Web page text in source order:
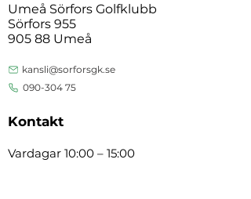
Umeå Sörfors Golfklubb
Sörfors 955
905 88 Umeå
kansli@sorforsgk.se
090-304 75
Kontakt
Vardagar 10:00 – 15:00